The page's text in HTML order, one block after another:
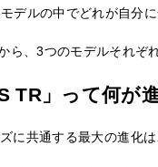
デルの中でどれが自分に
ら、3つのモデルそれぞ
TR」って何が
に共通する最大の進化は